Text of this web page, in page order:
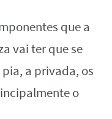
que a
vai ter que se
a privada, os
o